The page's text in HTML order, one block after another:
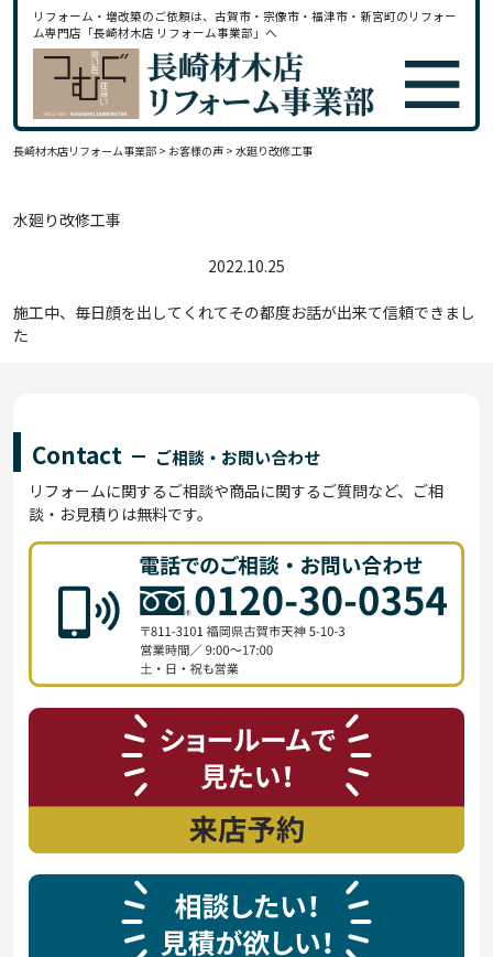
リフォーム・増改築のご依頼は、古賀市・宗像市・福津市・新宮町のリフォー
ム専門店「長崎材木店 リフォーム事業部」へ
長崎材木店リフォーム事業部 > お客様の声 > 水廻り改修工事
水廻り改修工事
2022.10.25
施工中、毎日顔を出してくれてその都度お話が出来て信頼できまし
た
Contact ご相談・お問い合わせ
リフォームに関するご相談や商品に関するご質問など、ご相
談・お見積りは無料です。